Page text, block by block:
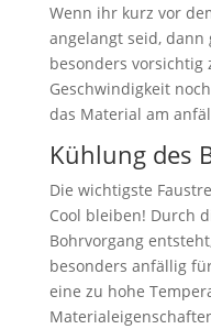
Wenn ihr kurz vor
angelangt seid, dann
besonders
Geschwindigkeit
das Material am
Kühlung des
Die wichtigste
Cool bleiben! Durch
Bohrvorgang
besonders anfällig
eine zu hohe